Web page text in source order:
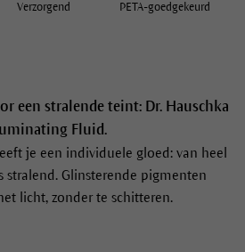
een stralende teint: Dr. Hauschka
Fluid.
je een individuele gloed: van heel
Glinsterende pigmenten
licht, zonder te schitteren.
Verzorgend PETA-goedgekeurd